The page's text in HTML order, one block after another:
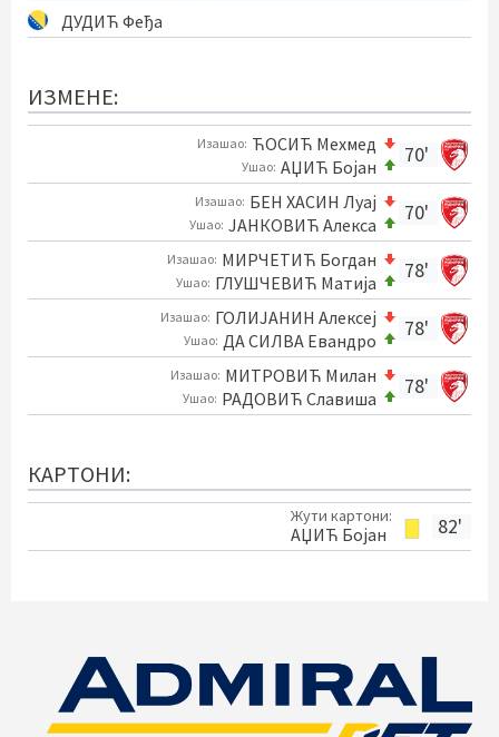
ДУДИЋ Феђа
ИЗМЕНЕ:
70'
Изашао: ЋОСИЋ Мехмед
Ушао: АЏИЋ Бојан
70'
Изашао: БЕН ХАСИН Луај
Ушао: ЈАНКОВИЋ Алекса
78'
Изашао: МИРЧЕТИЋ Богдан
Ушао: ГЛУШЧЕВИЋ Матија
78'
Изашао: ГОЛИЈАНИН Алексеј
Ушао: ДА СИЛВА Евандро
78'
Изашао: МИТРОВИЋ Милан
Ушао: РАДОВИЋ Славиша
КАРТОНИ:
82'
Жути картони:
АЏИЋ Бојан